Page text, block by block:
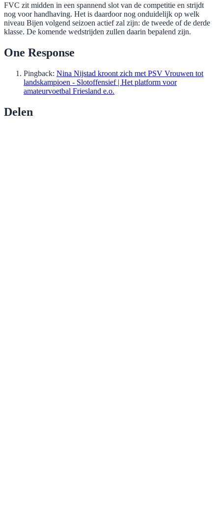
FVC zit midden in een spannend slot van de competitie en strijdt
nog voor handhaving. Het is daardoor nog onduidelijk op welk
niveau Bijen volgend seizoen actief zal zijn: de tweede of de derde
klasse. De komende wedstrijden zullen daarin bepalend zijn.
One Response
Pingback: Nina Nijstad kroont zich met PSV Vrouwen tot
landskampioen - Slotoffensief | Het platform voor
amateurvoetbal Friesland e.o.
Delen